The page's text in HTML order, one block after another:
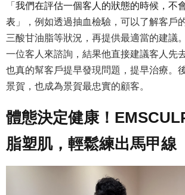
「 我們在評估一個客人的狀態的時候，不
表 」，例如透過抽血檢驗，可以了解客戶
三酸甘油脂等狀況，再提供最適當的建議
一位客人來諮詢，結果他直接建議客人先
也真的幫客戶提早發現問題，提早治療。
景賀，也成為景賀最忠實的顧客。
體態決定健康！
脂塑肌，輕鬆練出馬甲線